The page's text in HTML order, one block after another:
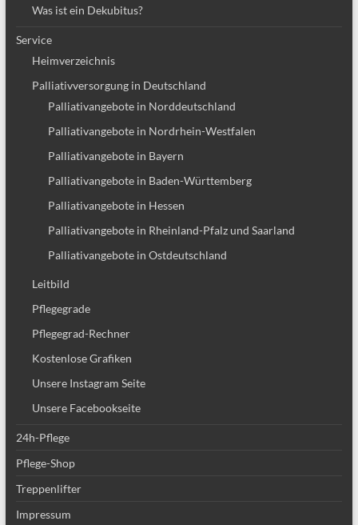
Was ist ein Dekubitus?
Service
Heimverzeichnis
Palliativversorgung in Deutschland
Palliativangebote in Norddeutschland
Palliativangebote in Nordrhein-Westfalen
Palliativangebote in Bayern
Palliativangebote in Baden-Württemberg
Palliativangebote in Hessen
Palliativangebote in Rheinland-Pfalz und Saarland
Palliativangebote in Ostdeutschland
Leitbild
Pflegegrade
Pflegegrad-Rechner
Kostenlose Grafiken
Unsere Instagram Seite
Unsere Facebookseite
24h-Pflege
Pflege-Shop
Treppenlifter
Impressum